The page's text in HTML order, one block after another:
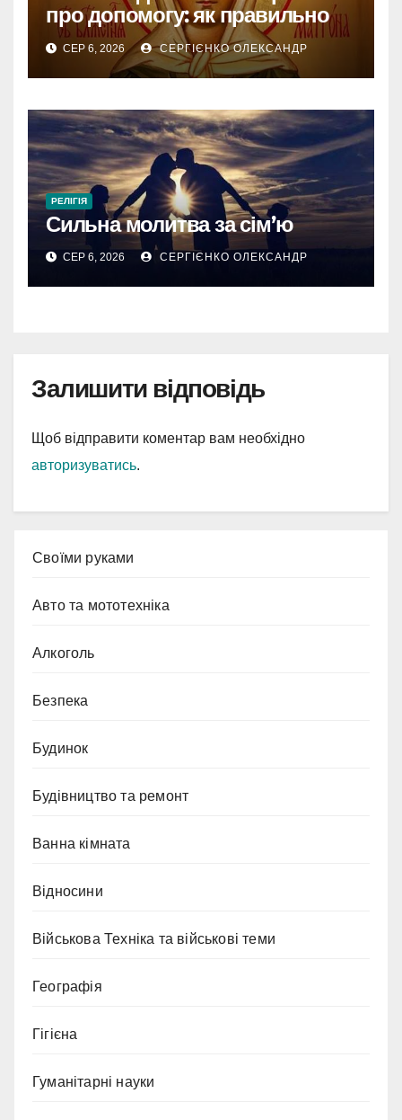
про допомогу: як правильно
звертатися
СЕР 6, 2026 СЕРГІЄНКО ОЛЕКСАНДР
РЕЛІГІЯ
Сильна молитва за сім’ю
СЕР 6, 2026 СЕРГІЄНКО ОЛЕКСАНДР
Залишити відповідь
Щоб відправити коментар вам необхідно
авторизуватись.
Cвоїми руками
Авто та мототехніка
Алкоголь
Безпека
Будинок
Будівництво та ремонт
Ванна кімната
Відносини
Військова Техніка та військові теми
Географія
Гігієна
Гуманітарні науки